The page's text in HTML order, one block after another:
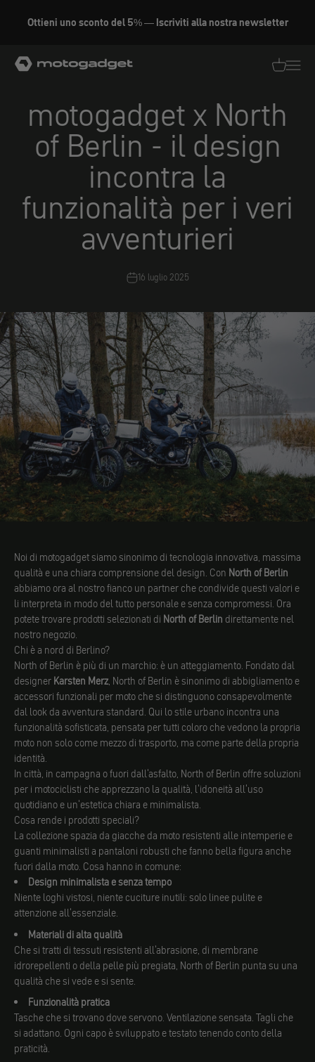
Ottieni uno sconto del 5% — Iscriviti alla nostra newsletter
motogadget GmbH
motogadget x North
of Berlin - il design
incontra la
funzionalità per i veri
avventurieri
16 luglio 2025
Noi di motogadget siamo sinonimo di tecnologia innovativa, massima
qualità e una chiara comprensione del design. Con North of Berlin
abbiamo ora al nostro fianco un partner che condivide questi valori e
li interpreta in modo del tutto personale e senza compromessi. Ora
potete trovare prodotti selezionati di North of Berlin direttamente nel
nostro negozio.
Chi è a nord di Berlino?
North of Berlin è più di un marchio: è un atteggiamento. Fondato dal
designer Karsten Merz, North of Berlin è sinonimo di abbigliamento e
accessori funzionali per moto che si distinguono consapevolmente
dal look da avventura standard. Qui lo stile urbano incontra una
funzionalità sofisticata, pensata per tutti coloro che vedono la propria
moto non solo come mezzo di trasporto, ma come parte della propria
identità.
In città, in campagna o fuori dall'asfalto, North of Berlin offre soluzioni
per i motociclisti che apprezzano la qualità, l'idoneità all'uso
quotidiano e un'estetica chiara e minimalista.
Cosa rende i prodotti speciali?
La collezione spazia da giacche da moto resistenti alle intemperie e
guanti minimalisti a pantaloni robusti che fanno bella figura anche
fuori dalla moto. Cosa hanno in comune:
Design minimalista e senza tempo
Niente loghi vistosi, niente cuciture inutili: solo linee pulite e
attenzione all'essenziale.
Materiali di alta qualità
Che si tratti di tessuti resistenti all'abrasione, di membrane
idrorepellenti o della pelle più pregiata, North of Berlin punta su una
qualità che si vede e si sente.
Funzionalità pratica
Tasche che si trovano dove servono. Ventilazione sensata. Tagli che
si adattano. Ogni capo è sviluppato e testato tenendo conto della
praticità.